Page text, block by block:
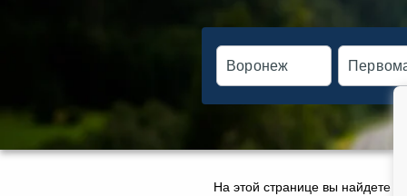
На этой странице вы найдете